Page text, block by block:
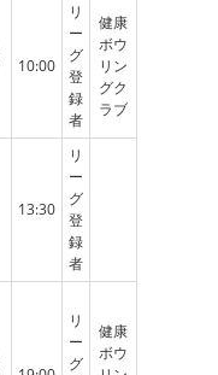
10:00
リ
ー
グ
登
録
者
健康
ボウ
リン
グク
ラブ
13:30
リ
ー
グ
登
録
者
リ
ー
グ
健康
ボウ